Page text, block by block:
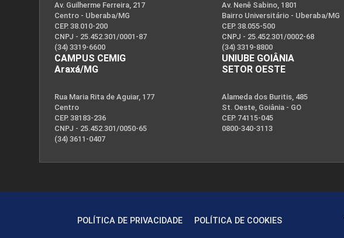
Av. Guilherme Ferreira, 217
Centro - Uberaba/MG
CEP. 38.010-200
CNPJ - 25.452.301/0001-87
(34) 3319-6600
CAMPUS CEMIG
Araxá/MG
Rua Maria Rita de Aguiar, 177
Centro
CEP. 38183-236
CNPJ - 25.452.301/0050-65
(34) 3611-0407
Av. Nenê Sabino, 1801
Bairro Universitário - Uberaba/MG
CEP. 38.055-500
CNPJ - 25.452.301/0002-68
(34) 3319-8800
UNIUBE GOIÂNIA
SETOR OESTE
Alameda dos Buritis, 485
St. Oeste, Goiânia - GO
CEP. 74115-045
0800-340-3113
POLÍTICA DE PRIVACIDADE POLÍTICA DE COOKIES